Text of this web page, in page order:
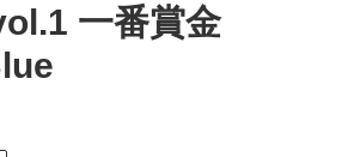
一番賞金